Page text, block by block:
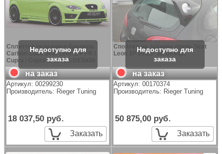
Сплиттер переднего бампера
Carbon-Look Seat Leon 1 P FR /
Cupra / Cupra R 09- JE-DESIGN
на заказ
Артикул: 00299230
Производитель: Rieger Tuning
18 037,50 руб.
Заказать
Спойлер на заднюю дверь Seat
Leon 1P 09.05- JE Design
на заказ
Артикул: 00170374
Производитель: Rieger Tuning
50 875,00 руб.
Заказать